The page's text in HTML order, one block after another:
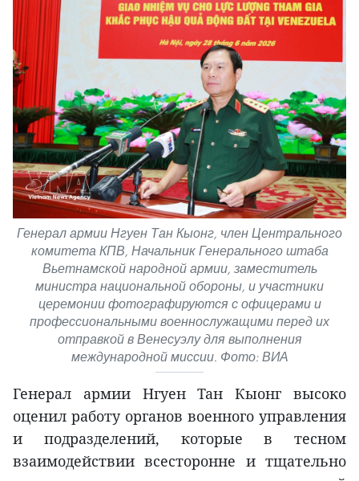
Генерал армии Нгуен Тан Кыонг, член Центрального
комитета КПВ, Начальник Генерального штаба
Вьетнамской народной армии, заместитель
министра национальной обороны, и участники
церемонии фотографируются с офицерами и
профессиональными военнослужащими перед их
отправкой в Венесуэлу для выполнения
международной миссии. Фото: ВИА
Генерал армии Нгуен Тан Кыонг высоко
оценил работу органов военного управления
и подразделений, которые в тесном
взаимодействии всесторонне и тщательно